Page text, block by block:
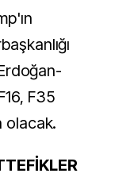
F35
olacak.